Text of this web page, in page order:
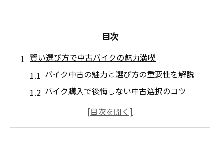
目次
賢い選び方で中古バイクの魅力満喫
バイク中古の魅力と選び方の重要性を解説
バイク購入で後悔しない中古選択のコツ
バイク中古の価格差を活かす賢い判断力と